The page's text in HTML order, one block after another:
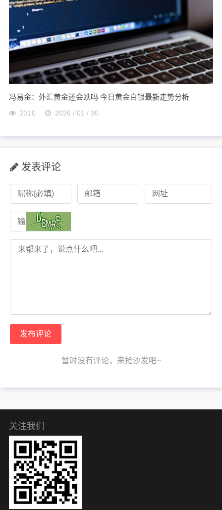
冯易金：外汇黄金还会跌吗 今日黄金白银最新走势分析
2310 2026 / 01 / 30
发表评论
发布评论
暂时没有评论，来抢沙发吧~
关注我们